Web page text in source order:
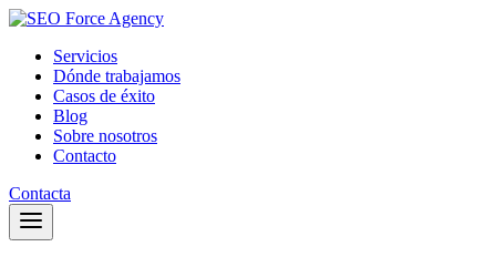
Servicios
Dónde trabajamos
Casos de éxito
Blog
Sobre nosotros
Contacto
Contacta